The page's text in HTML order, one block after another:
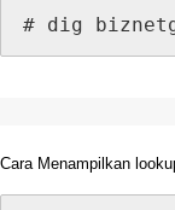
# dig
Cara Menampilkan